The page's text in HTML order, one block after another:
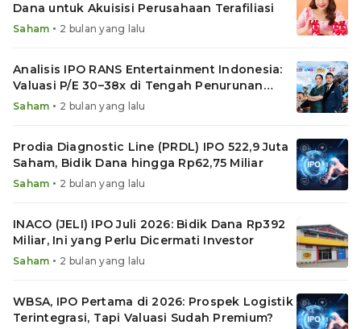
Dana untuk Akuisisi Perusahaan Terafiliasi
Saham • 2 bulan yang lalu
Analisis IPO RANS Entertainment Indonesia:
Valuasi P/E 30–38x di Tengah Penurunan
Laba
Saham • 2 bulan yang lalu
Prodia Diagnostic Line (PRDL) IPO 522,9 Juta
Saham, Bidik Dana hingga Rp62,75 Miliar
Saham • 2 bulan yang lalu
INACO (JELI) IPO Juli 2026: Bidik Dana Rp392
Miliar, Ini yang Perlu Dicermati Investor
Saham • 2 bulan yang lalu
WBSA, IPO Pertama di 2026: Prospek Logistik
Terintegrasi, Tapi Valuasi Sudah Premium?